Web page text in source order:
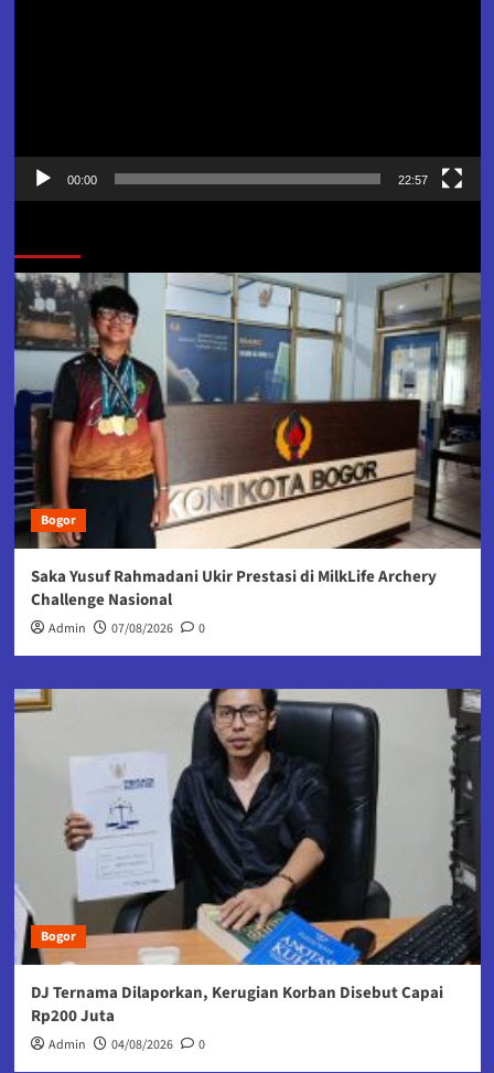
00:00 22:57
Bogor
Saka Yusuf Rahmadani Ukir Prestasi di MilkLife Archery
Challenge Nasional
Admin 07/08/2026 0
Bogor
DJ Ternama Dilaporkan, Kerugian Korban Disebut Capai
Rp200 Juta
Admin 04/08/2026 0